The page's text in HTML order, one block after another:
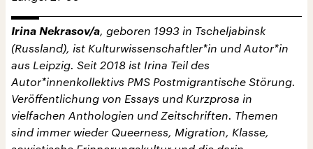
Irina Nekrasov/a, geboren 1993 in Tscheljabinsk
(Russland), ist Kulturwissenschaftler*in und Autor*in
aus Leipzig. Seit 2018 ist Irina Teil des
Autor*innenkollektivs PMS Postmigrantische Störung.
Veröffentlichung von Essays und Kurzprosa in
vielfachen Anthologien und Zeitschriften. Themen
sind immer wieder Queerness, Migration, Klasse,